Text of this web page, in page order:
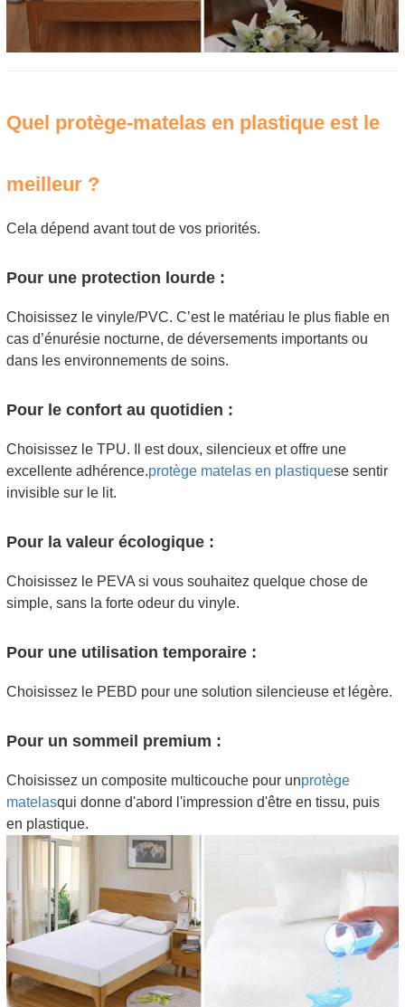
Quel protège-matelas en plastique est le
meilleur ?
Cela dépend avant tout de vos priorités.
Pour une protection lourde :
Choisissez le vinyle/PVC. C’est le matériau le plus fiable en
cas d’énurésie nocturne, de déversements importants ou
dans les environnements de soins.
Pour le confort au quotidien :
Choisissez le TPU. Il est doux, silencieux et offre une
excellente adhérence.protège matelas en plastiquese sentir
invisible sur le lit.
Pour la valeur écologique :
Choisissez le PEVA si vous souhaitez quelque chose de
simple, sans la forte odeur du vinyle.
Pour une utilisation temporaire :
Choisissez le PEBD pour une solution silencieuse et légère.
Pour un sommeil premium :
Choisissez un composite multicouche pour unprotège
matelasqui donne d'abord l'impression d'être en tissu, puis
en plastique.